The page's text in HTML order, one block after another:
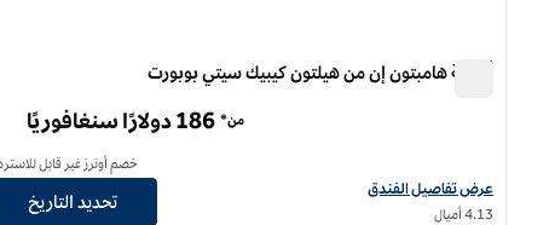
أجنحة هامبتون إن من هيلتون كيبيك سيتي بوبورت
عرض تفاصيل الفندق لفندق أجنحة هامبتون إن باي هيلتون كيبيك سيتي بوبورت
عرض تفاصيل الفندق
4.13 أميال
من* 186 دولارًا سنغافوريًا
خصم أونرز غير قابل
تحديد التاريخ